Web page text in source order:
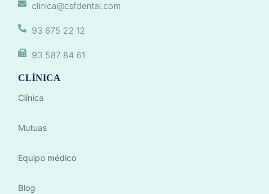
clinica@csfdental.com
93 675 22 12
93 587 84 61
CLÍNICA
Clínica
Mutuas
Equipo médico
Blog